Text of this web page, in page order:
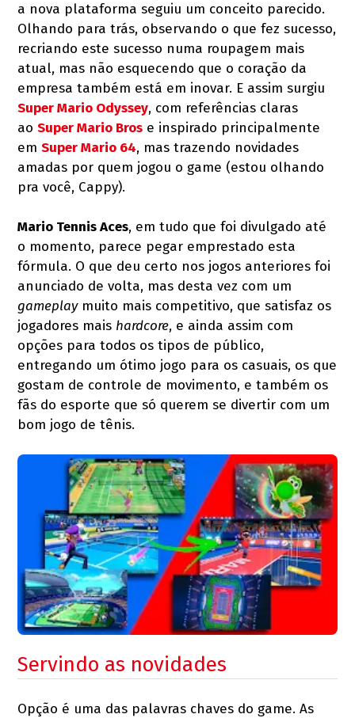
a nova plataforma seguiu um conceito parecido.
Olhando para trás, observando o que fez sucesso,
recriando este sucesso numa roupagem mais
atual, mas não esquecendo que o coração da
empresa também está em inovar. E assim surgiu
Super Mario Odyssey, com referências claras
aoSuper Mario Bros e inspirado principalmente
emSuper Mario 64, mas trazendo novidades
amadas por quem jogou o game (estou olhando
pra você, Cappy).
Mario Tennis Aces, em tudo que foi divulgado até
o momento, parece pegar emprestado esta
fórmula. O que deu certo nos jogos anteriores foi
anunciado de volta, mas desta vez com um
gameplaymuito mais competitivo, que satisfaz os
jogadores mais hardcore, e ainda assim com
opções para todos os tipos de público,
entregando um ótimo jogo para os casuais, os que
gostam de controle de movimento, e também os
fãs do esporte que só querem se divertir com um
bom jogo de tênis.
Servindo as novidades
Opção é uma das palavras chaves do game. As